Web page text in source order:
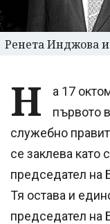
Ренета Инджова
Н
а 17
първото
служебно
се заклева
председател на
Тя остава и
председател на